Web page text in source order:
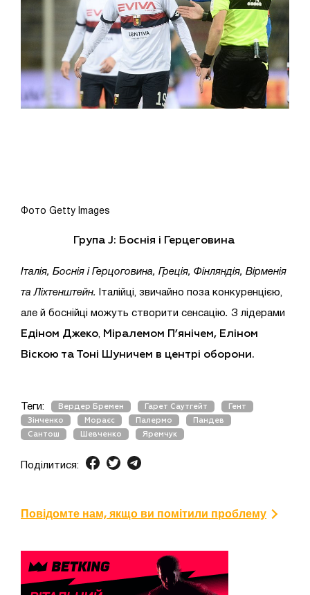
Фото Getty Images
Група J: Боснія і Герцеговина
Італія, Боснія і Герцоговина, Греція, Фінляндія, Вірменія
та Ліхтенштейн. Італійці, звичайно поза конкуренцією,
але й боснійці можуть створити сенсацію. З лідерами
Едіном Джеко Міралемом П’янічем, Еліном
Віскою та Тоні Шуничем в центрі оборони.
Теги: Вердер Бремен Гарет Саутгейт
Гент
Зінченко
Мораєс Палермо
Пандев
Сантош
Шевченко Яремчук
Поділитися:
Повідомте нам, якщо ви помітили проблему